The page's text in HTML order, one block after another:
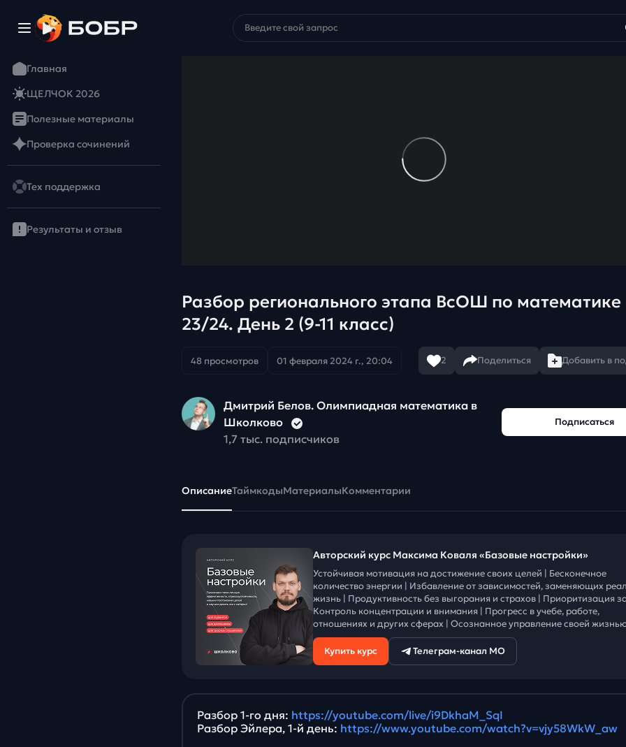
Главная
ЩЕЛЧОК 2026
Полезные материалы
Проверка сочинений
Тех поддержка
Результаты и отзыв
Разбор регионального этапа ВсОШ по математике
23/24. День 2 (9-11 класс)
48 просмотров 01 февраля 2024 г., 20:04 2 Поделиться Добавить в
Дмитрий Белов. Олимпиадная математика в
Школково
1,7 тыс. подписчиков
Подписаться
ОписаниеТаймкодыМатериалыКомментарии
Авторский курс Максима Коваля «Базовые настройки»
Устойчивая мотивация на достижение своих целей | Бесконечное
количество энергии | Избавление от зависимостей, заменяющих
жизнь | Продуктивность без выгорания и страхов | Приоритизация
Контроль концентрации и внимания | Прогресс в учебе, работе,
отношениях и других сферах | Осознанное управление своей
Купить курс Телеграм-канал МО
Разбор 1-го дня: https://youtube.com/live/i9DkhaM_SqI
Разбор Эйлера, 1-й день: https://www.youtube.com/watch?v=vjy58WkW_aw